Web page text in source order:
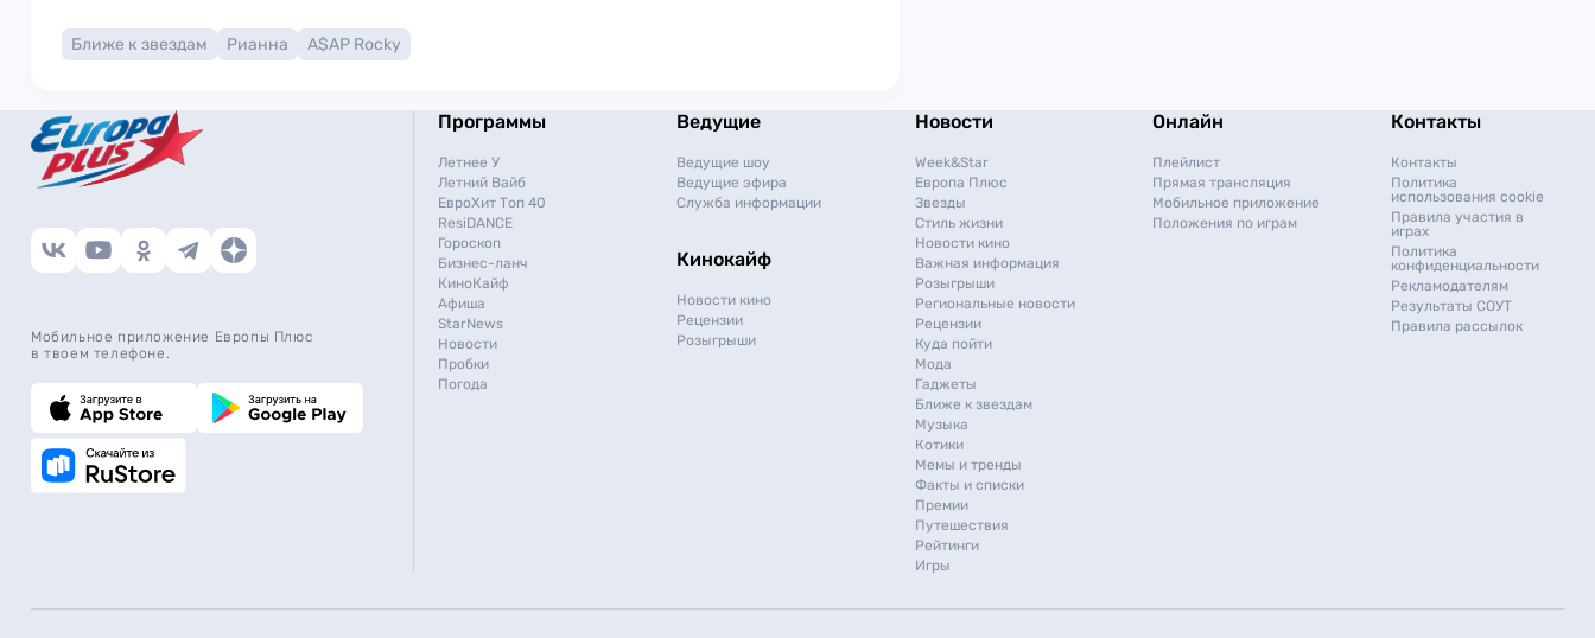
Ближе к звездам Рианна A$AP Rocky
Мобильное приложение Европы Плюс
в твоем телефоне.
Программы
Летнее У
Летний Вайб
ЕвроХит Топ 40
ResiDANCE
Гороскоп
Бизнес-ланч
КиноКайф
Афиша
StarNews
Новости
Пробки
Погода
Ведущие
Ведущие шоу
Ведущие эфира
Служба информации
Кинокайф
Новости кино
Рецензии
Розыгрыши
Новости
Week&Star
Европа Плюс
Звезды
Стиль жизни
Новости кино
Важная информация
Розыгрыши
Региональные новости
Рецензии
Куда пойти
Мода
Гаджеты
Ближе к звездам
Музыка
Котики
Мемы и тренды
Факты и списки
Премии
Путешествия
Рейтинги
Игры
Онлайн
Плейлист
Прямая трансляция
Мобильное приложение
Положения по играм
Контакты
Контакты
Политика
использования cookie
Правила участия в
играх
Политика
конфиденциальности
Рекламодателям
Результаты СОУТ
Правила рассылок